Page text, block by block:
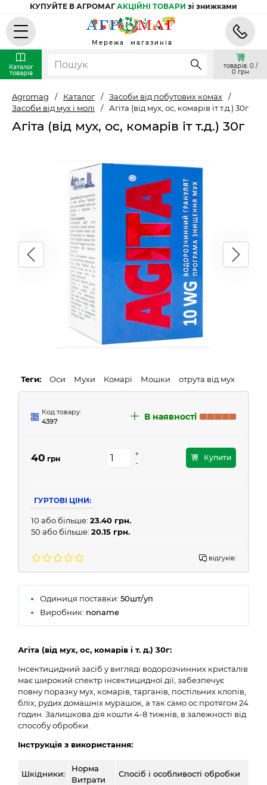
КУПУЙТЕ В АГРОМАГ АКЦІЙНІ ТОВАРИ зі знижками
Мережа магазинів
Каталог
товарів
товарів: 0 /
0 грн
Agromag / Каталог / Засоби від побутових комах
/
Засоби від мух і молі
/ Агіта (від мух, ос, комарів іт т.д.) 30г
Агіта (від мух, ос, комарів іт т.д.) 30г
Теги: Оси Мухи Комарі Мошки отрута від мух
Код товару:
4397
В наявності
40 грн
+
-
+
-
Купити
ГУРТОВІ ЦІНИ:
10 або більше: 23.40 грн.
50 або більше: 20.15 грн.
відгуків:
Одиниця поставки: 50шт/уп
Виробник: noname
Агіта (від мух, ос, комарів і т. д.) 30г:
Інсектицидний засіб у вигляді водорозчинних кристалів
має широкий спектр інсектицидної дії, забезпечує
повну поразку мух, комарів, тарганів, постільних клопів,
бліх, рудих домашніх мурашок, а так само ос протягом 24
годин. Залишкова дія кошти 4-8 тижнів, в залежності від
способу обробки.
Інструкція з використання:
Шкідники:
Норма
Витрати
Спосіб і особливості обробки